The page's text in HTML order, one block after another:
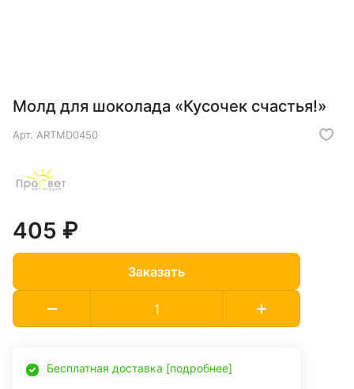
Молд для шоколада «Кусочек счастья!»
Арт. ARTMD0450
405 ₽
Заказать
Бесплатная доставка [подробнее]